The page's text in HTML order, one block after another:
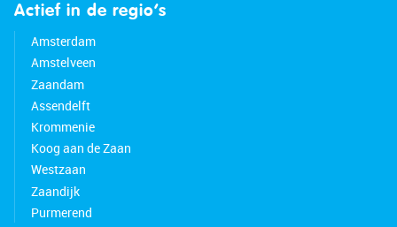
Actief in de regio’s
Amsterdam
Amstelveen
Zaandam
Assendelft
Krommenie
Koog aan de Zaan
Westzaan
Zaandijk
Purmerend